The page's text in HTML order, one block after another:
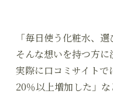
「毎日使う化粧水、
そんな想いを持つ方
実際に口コミサイト
20％以上増加した」な